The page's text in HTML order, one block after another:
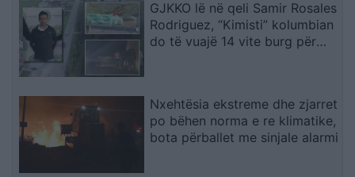
GJKKO lë në qeli Samir Rosales
Rodriguez, “Kimisti” kolumbian
do të vuajë 14 vite burg për
Nxehtësia ekstreme dhe zjarret
po bëhen norma e re klimatike,
bota përballet me sinjale alarmi